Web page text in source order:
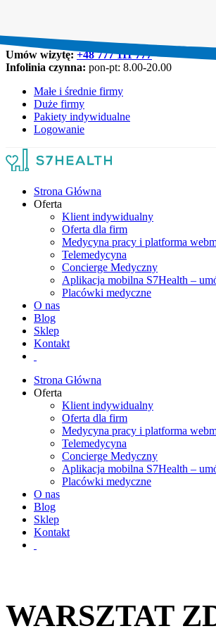
Umów wizytę:+48 777 111 777
Infolinia czynna: pon-pt: 8.00-20.00
Małe i średnie firmy
Duże firmy
Pakiety indywidualne
Logowanie
Strona Główna
Oferta
Klient indywidualny
Oferta dla firm
Medycyna pracy i platforma
Telemedycyna
Concierge Medyczny
Aplikacja mobilna S7Health –
Placówki medyczne
O nas
Blog
Sklep
Kontakt
Strona Główna
Oferta
Klient indywidualny
Oferta dla firm
Medycyna pracy i platforma
Telemedycyna
Concierge Medyczny
Aplikacja mobilna S7Health –
Placówki medyczne
O nas
Blog
Sklep
Kontakt
WARSZTAT